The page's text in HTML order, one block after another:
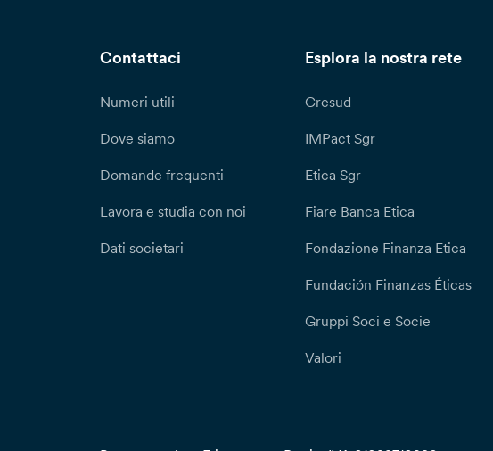
Contattaci
Numeri utili
Dove siamo
Domande frequenti
Lavora e studia con noi
Dati societari
Esplora la nostra rete
Cresud
IMPact Sgr
Etica Sgr
Fiare Banca Etica
Fondazione Finanza Etica
Fundación Finanzas Éticas
Gruppi Soci e Socie
Valori